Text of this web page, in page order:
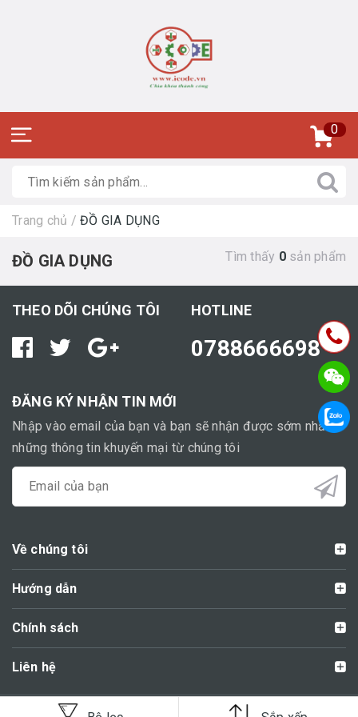
0
Trang chủ / ĐỒ GIA DỤNG
ĐỒ GIA DỤNG Tìm thấy 0sản phẩm
THEO DÕI CHÚNG TÔI HOTLINE
0788666698
ĐĂNG KÝ NHẬN TIN MỚI
Nhập vào email của bạn và bạn sẽ nhận được sớm nhất
những thông tin khuyến mại từ chúng tôi
Về chúng tôi
Hướng dẫn
Chính sách
Liên hệ
@congnghiepquocte.vn